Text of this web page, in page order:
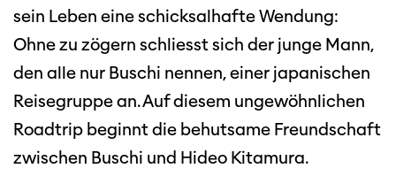
sein Leben eine schicksalhafte Wendung:
Ohne zu zögern schliesst sich der junge Mann,
den alle nur Buschi nennen, einer japanischen
Reisegruppe an. Auf diesem ungewöhnlichen
Roadtrip beginnt die behutsame Freundschaft
zwischen Buschi und Hideo Kitamura.